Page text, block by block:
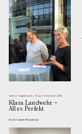
Ausstellungsbesuche Mitgliederevents 2021
Klara Landwehr –
Alles Perfekt
in der Galerie Wundersee